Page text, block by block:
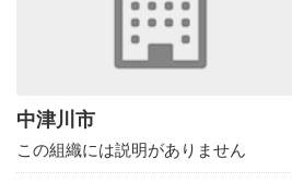
中津川市
この組織には説明がありません